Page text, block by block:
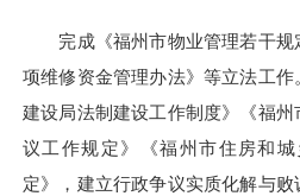
完成《福州市物业管理若干
项维修资金管理办法》等立法工
建设局法制建设工作制度》《福
议工作规定》《福州市住房和
定》，建立行政争议实质化解与